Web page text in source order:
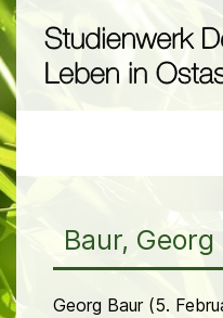
Baur,
Georg Baur (5.